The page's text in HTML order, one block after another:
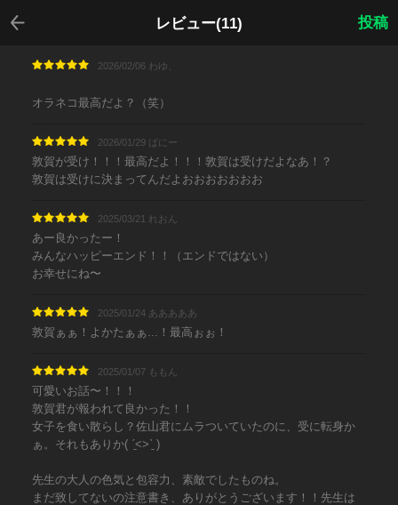
レビュー(11)
戻る
投稿
2026/02/06 わゆ、
オラネコ最高だよ？（笑）
2026/01/29 ばにー
敦賀が受け！！！最高だよ！！！敦賀は受けだよなあ！？
敦賀は受けに決まってんだよおおおおおおお
2025/03/21 れおん
あー良かったー！
みんなハッピーエンド！！（エンドではない）
お幸せにね〜
2025/01/24 あああああ
敦賀ぁぁ！よかたぁぁ...！最高ぉぉ！
2025/01/07 ももん
可愛いお話〜！！！
敦賀君が報われて良かった！！
女子を食い散らし？佐山君にムラついていたのに、受に転身か
ぁ。それもありか( ˊ̱˂˃ˋ̱ )
先生の大人の色気と包容力、素敵でしたものね。
まだ致してないの注意書き、ありがとうございます！！先生は